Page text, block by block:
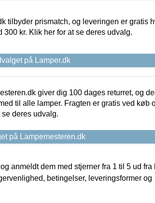
tilbyder prismatch, og leveringen er gratis
300 kr. Klik her for at se deres udvalg.
på Lamper.dk
giver dig 100 dages returret, og
til alle lamper. Fragten er gratis ved køb
se deres udvalg.
på Lampemesteren.dk
anmeldt dem med stjerner fra 1 til 5 ud fra
betingelser, leveringsformer og